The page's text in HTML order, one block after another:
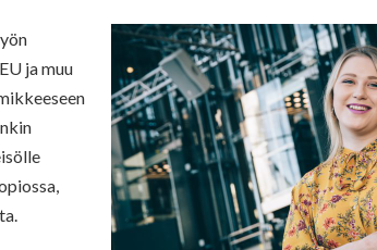
ja muu